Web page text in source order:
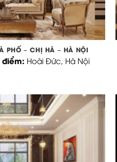
PHỐ – CHỊ HÀ – HÀ NỘI
Hoài Đức, Hà Nội